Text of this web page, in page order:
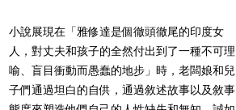
小說展現在「雅修達是個徹頭徹尾的印度女
人，對丈夫和孩子的全然付出到了一種不可理
喻、盲目衝動而愚蠢的地步」時，老闆娘和兒
子們通過坦白的自供，通過敘述故事以及敘事